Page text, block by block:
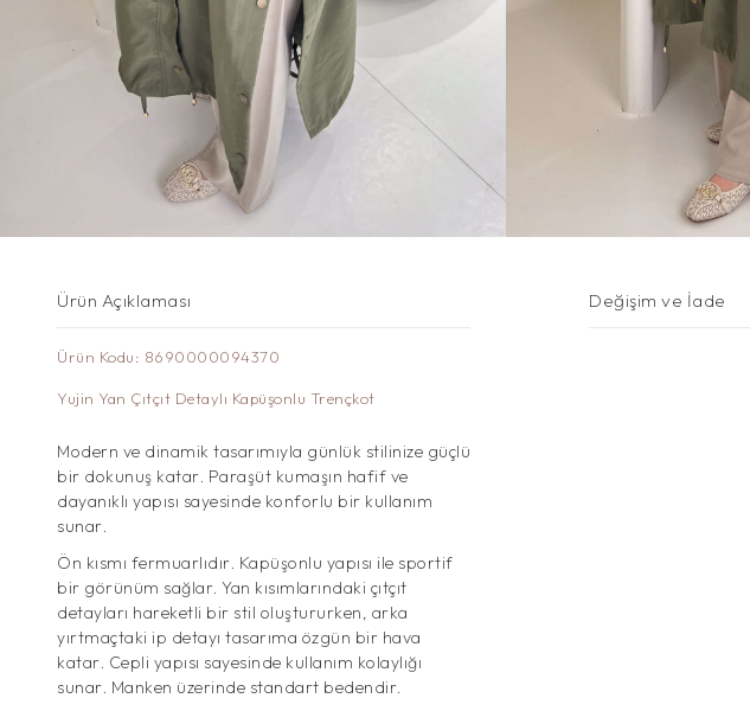
Ürün Açıklaması
Ürün Kodu: 8690000094370
Yujin Yan Çıtçıt Detaylı Kapüşonlu Trençkot
Modern ve dinamik tasarımıyla günlük stilinize güçlü
bir dokunuş katar. Paraşüt kumaşın hafif ve
dayanıklı yapısı sayesinde konforlu bir kullanım
sunar.
Ön kısmı fermuarlıdır. Kapüşonlu yapısı ile sportif
bir görünüm sağlar. Yan kısımlarındaki çıtçıt
detayları hareketli bir stil oluştururken, arka
yırtmaçtaki ip detayı tasarıma özgün bir hava
katar. Cepli yapısı sayesinde kullanım kolaylığı
sunar. Manken üzerinde standart bedendir.
Değişim ve İade